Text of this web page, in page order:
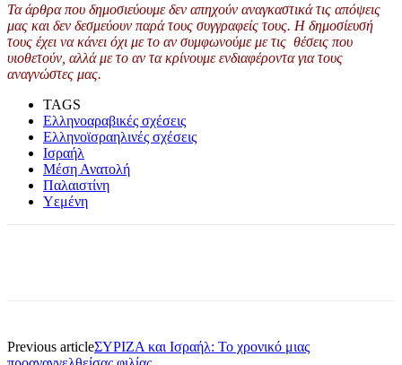
Τα άρθρα που δημοσιεύουμε δεν απηχούν αναγκαστικά τις απόψεις
μας και δεν δεσμεύουν παρά τους συγγραφείς τους. Η δημοσίευσή
τους έχει να κάνει όχι με το αν συμφωνούμε με τις θέσεις που
υιοθετούν, αλλά με το αν τα κρίνουμε ενδιαφέροντα για τους
αναγνώστες μας.
TAGS
Ελληνοαραβικές σχέσεις
Ελληνοϊσραηλινές σχέσεις
Ισραήλ
Μέση Ανατολή
Παλαιστίνη
Υεμένη
Previous articleΣΥΡΙΖΑ και Ισραήλ: Το χρονικό μιας